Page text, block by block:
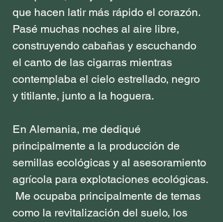
que hacen latir más rápido el corazón.
Pasé muchas noches al aire libre,
construyendo cabañas y escuchando
el canto de las cigarras mientras
contemplaba el cielo estrellado, negro
y titilante, junto a la hoguera.
En Alemania, me dediqué
principalmente a la producción de
semillas ecológicas y al asesoramiento
agrícola para explotaciones ecológicas.
Me ocupaba principalmente de temas
como la revitalización del suelo, los